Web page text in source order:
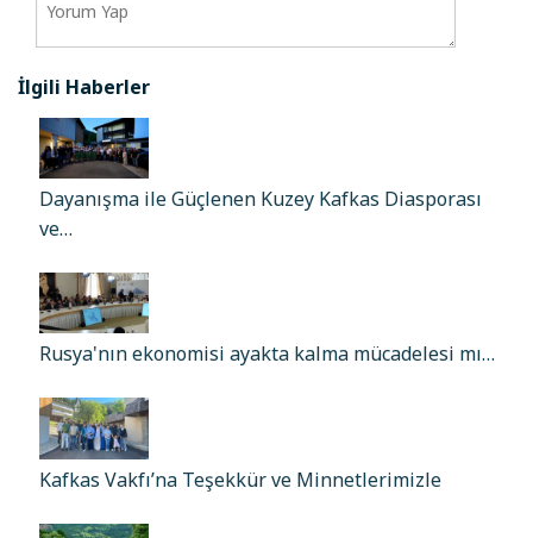
İlgili Haberler
Dayanışma ile Güçlenen Kuzey Kafkas Diasporası
ve…
Rusya'nın ekonomisi ayakta kalma mücadelesi mı…
Kafkas Vakfı’na Teşekkür ve Minnetlerimizle